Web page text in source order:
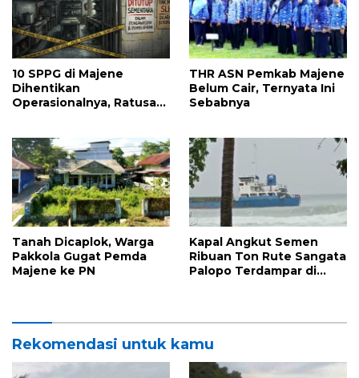
10 SPPG di Majene
Dihentikan
Operasionalnya, Ratusan
THR ASN Pemkab Majene
Belum Cair, Ternyata Ini
Sebabnya
Tanah Dicaplok, Warga
Pakkola Gugat Pemda
Majene ke PN
Kapal Angkut Semen
Ribuan Ton Rute Sangata
Palopo Terdampar di
Rekomendasi untuk kamu